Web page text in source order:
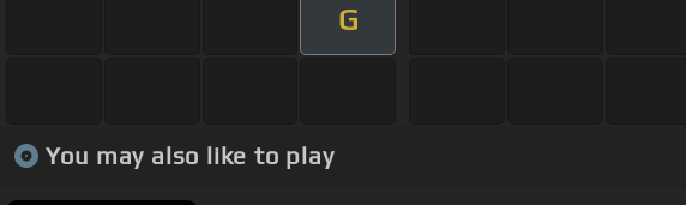
G
You may also like to play